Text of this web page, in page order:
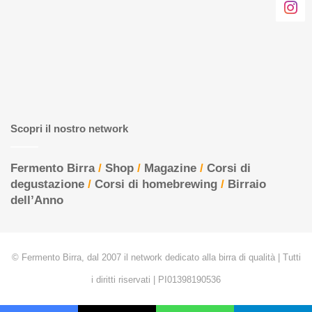
Scopri il nostro network
Fermento Birra/ Shop / Magazine / Corsi di
degustazione / Corsi di homebrewing / Birraio
dell’Anno
© Fermento Birra, dal 2007 il network dedicato alla birra di qualità | Tutti
i diritti riservati | PI01398190536